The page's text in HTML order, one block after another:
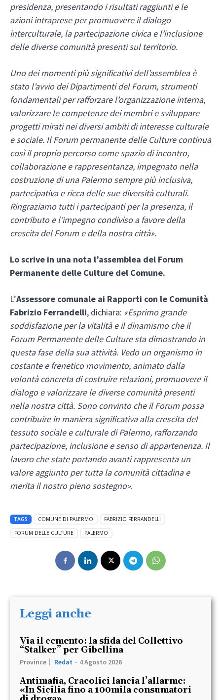
presidenza, presentando i risultati raggiunti e le
azioni intraprese per promuovere il dialogo
interculturale, la partecipazione civica e l’inclusione
delle diverse comunità presenti sul territorio.
Uno dei momenti più significativi dell’assemblea è
stato l’avvio dei Dipartimenti del Forum, strumenti
fondamentali per rafforzare l’organizzazione interna,
valorizzare le competenze dei membri e sviluppare
progetti mirati nei diversi ambiti di interesse culturale
e sociale. Il Forum permanente delle Culture continua
così il proprio percorso come spazio di incontro,
collaborazione e rappresentanza, impegnato nella
costruzione di una Palermo sempre più inclusiva,
partecipativa e ricca delle sue diversità culturali.
Ringraziamo tutti i partecipanti per la presenza, il
contributo e l’impegno condiviso a favore della
crescita del Forum e della nostra città».
Lo scrive in una nota l’assemblea del Forum
Permanente delle Culture del Comune.
L’Assessore comunale ai Rapporti con le Comunità
Fabrizio Ferrandelli, dichiara: «Esprimo grande
soddisfazione per la vitalità e il dinamismo che il
Forum Permanente delle Culture sta dimostrando in
questa fase della sua attività. Vedo un organismo in
costante e frenetico movimento, animato dalla
volontà concreta di costruire relazioni, promuovere il
dialogo e valorizzare le diverse comunità presenti
nella nostra città. Sono convinto che il Forum possa
contribuire in maniera significativa alla crescita del
tessuto sociale e culturale di Palermo, rafforzando
partecipazione, inclusione e senso di appartenenza. Il
lavoro che state portando avanti rappresenta un
valore aggiunto per tutta la comunità cittadina e
merita il nostro pieno sostegno».
TAGS COMUNE DI PALERMO
FABRIZIO FERRANDELLI
FORUM DELLE CULTURE
PALERMO
Leggi anche
Via il cemento: la sfida del Collettivo
“Stalker” per Gibellina
Province Redat - 4 Agosto 2026
Antimafia, Cracolici lancia l’allarme:
«In Sicilia fino a 100mila consumatori